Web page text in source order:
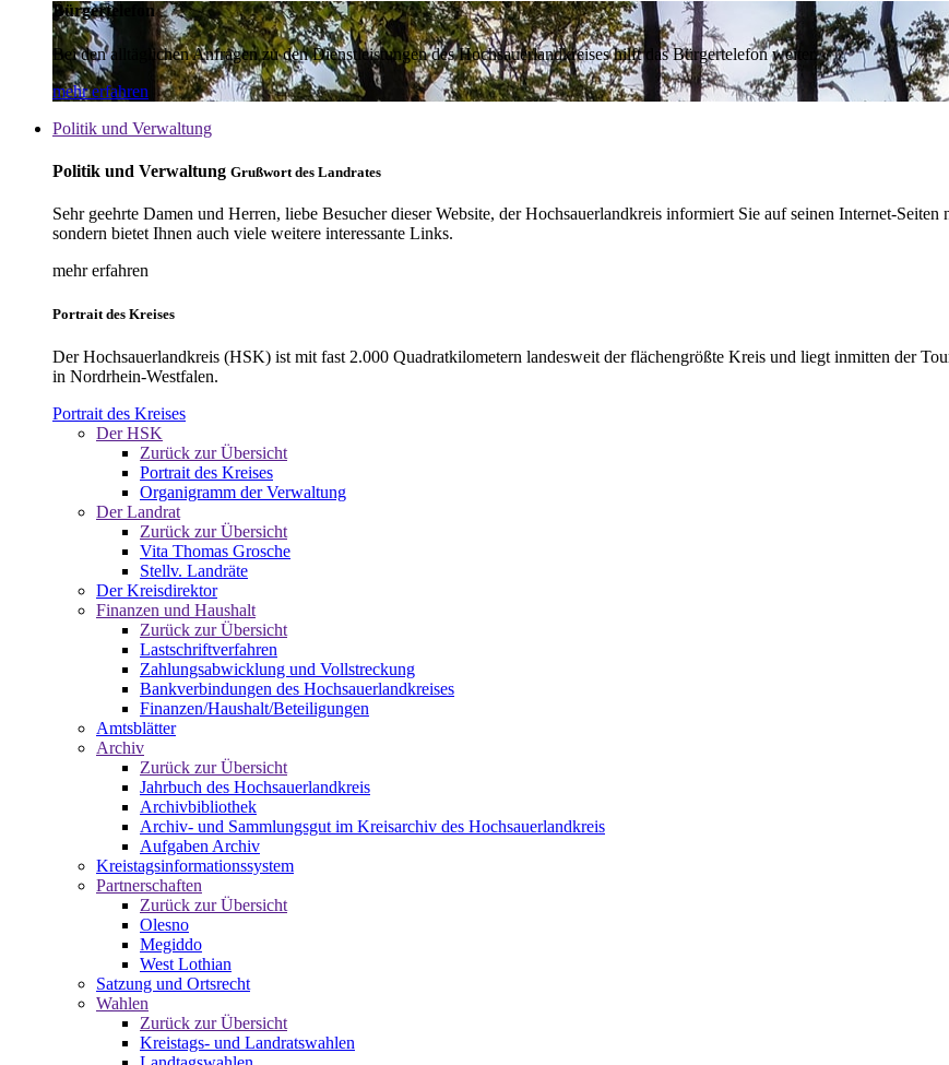
Bürgertelefon
Bei den alltäglichen Anfragen zu den Dienstleistungen des Hochsauerlandkreises hilft das Bürgertelefon weiter.
mehr erfahren
Politik und Verwaltung
Politik und Verwaltung Grußwort des Landrates
Sehr geehrte Damen und Herren, liebe Besucher dieser Website, der Hochsauerlandkreis informiert Sie auf seinen Internet-
sondern bietet Ihnen auch viele weitere interessante Links.
mehr erfahren
Portrait des Kreises
Der Hochsauerlandkreis (HSK) ist mit fast 2.000 Quadratkilometern landesweit der flächengrößte Kreis und liegt inmitten der
in Nordrhein-Westfalen.
Portrait des Kreises
Der HSK
Zurück zur Übersicht
Portrait des Kreises
Organigramm der Verwaltung
Der Landrat
Zurück zur Übersicht
Vita Thomas Grosche
Stellv. Landräte
Der Kreisdirektor
Finanzen und Haushalt
Zurück zur Übersicht
Lastschriftverfahren
Zahlungsabwicklung und Vollstreckung
Bankverbindungen des Hochsauerlandkreises
Finanzen/Haushalt/Beteiligungen
Amtsblätter
Archiv
Zurück zur Übersicht
Jahrbuch des Hochsauerlandkreis
Archivbibliothek
Archiv- und Sammlungsgut im Kreisarchiv des Hochsauerlandkreis
Aufgaben Archiv
Kreistagsinformationssystem
Partnerschaften
Zurück zur Übersicht
Olesno
Megiddo
West Lothian
Satzung und Ortsrecht
Wahlen
Zurück zur Übersicht
Kreistags- und Landratswahlen